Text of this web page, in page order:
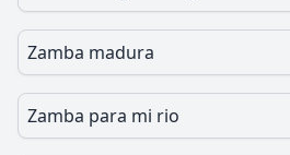
Zamba madura
Zamba para mi rio